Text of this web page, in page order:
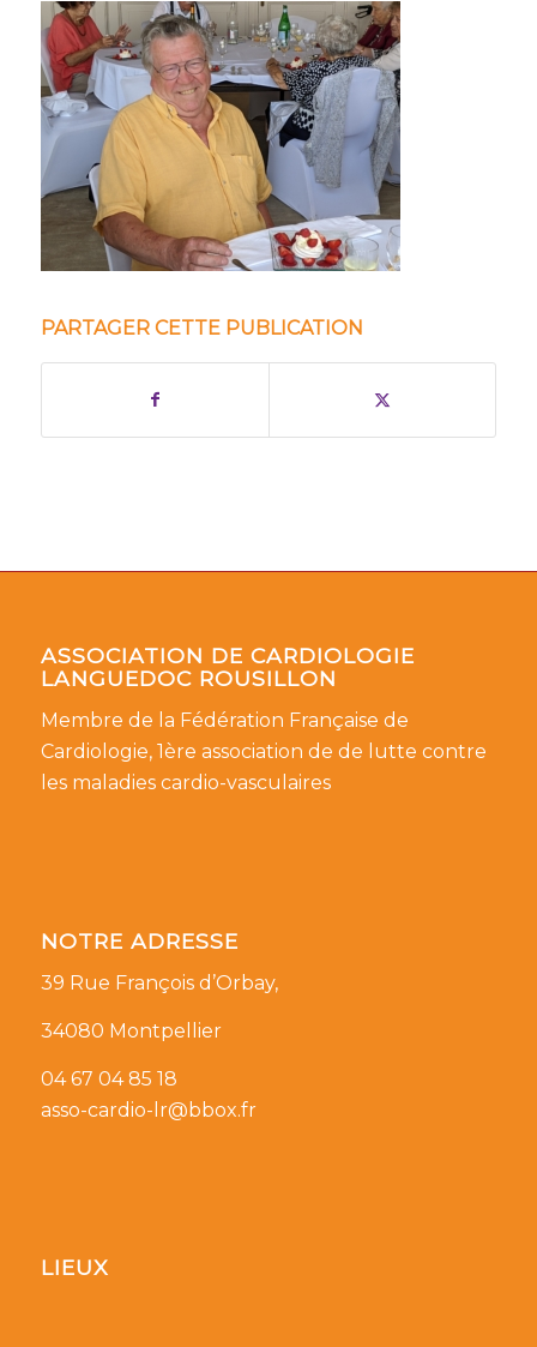
PARTAGER CETTE PUBLICATION
ASSOCIATION DE CARDIOLOGIE
LANGUEDOC ROUSILLON
Membre de la Fédération Française de
Cardiologie, 1ère association de de lutte contre
les maladies cardio-vasculaires
NOTRE ADRESSE
39 Rue François d’Orbay,
34080 Montpellier
04 67 04 85 18
asso-cardio-lr@bbox.fr
LIEUX